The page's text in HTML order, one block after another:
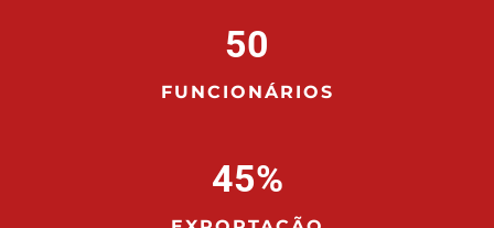
50
FUNCIONÁRIOS
45%